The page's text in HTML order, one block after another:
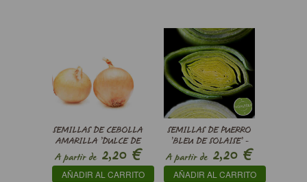
SEMILLAS DE CEBOLLA
AMARILLA ’DULCE DE
ESPAÑA’ - ALLIUM
CEPA
A partir de2,20€
AÑADIR AL CARRITO
SEMILLAS DE PUERRO
’BLEU DE SOLAISE’ -
ALLIUM PORRUM
A partir de2,20 €
AÑADIR AL CARRITO